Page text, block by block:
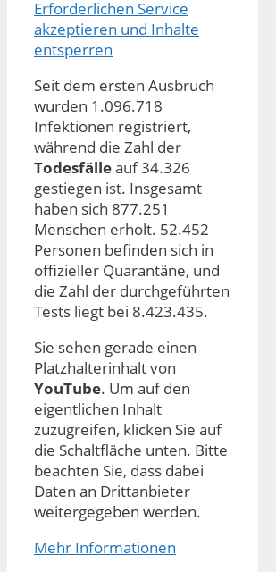
Erforderlichen Service
akzeptieren und Inhalte
entsperren
Seit dem ersten Ausbruch
wurden 1.096.718
Infektionen registriert,
während die Zahl der
Todesfälleauf 34.326
gestiegen ist. Insgesamt
haben sich 877.251
Menschen erholt. 52.452
Personen befinden sich in
offizieller Quarantäne, und
die Zahl der durchgeführten
Tests liegt bei 8.423.435.
Sie sehen gerade einen
Platzhalterinhalt von
YouTube. Um auf den
eigentlichen Inhalt
zuzugreifen, klicken Sie auf
die Schaltfläche unten. Bitte
beachten Sie, dass dabei
Daten an Drittanbieter
weitergegeben werden.
Mehr Informationen